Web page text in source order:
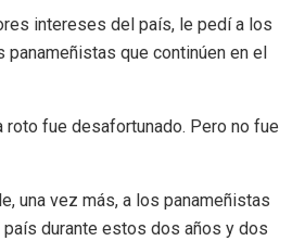
intereses del país, le pedí a los
que continúen en el
roto fue desafortunado. Pero no fue
una vez más, a los panameñistas
durante estos dos años y dos